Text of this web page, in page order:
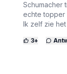
Schumacher
echte topper
Ik zelf zie
3+